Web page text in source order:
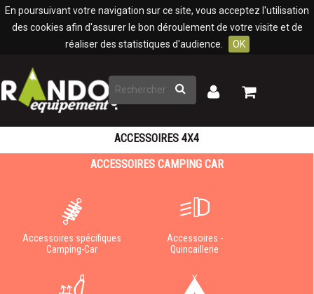
En poursuivant votre navigation sur ce site, vous acceptez l'utilisation
des cookies afin d'assurer le bon déroulement de votre visite et de
réaliser des statistiques d'audience.
OK
Rechercher
Mon
Mon
ACCESSOIRES 4X4
ACCESSOIRES CAMPING CAR
Accessoires spécifiques
Camping-Car
Accessoires -
Quincaillerie
Panneau de gestion des cookies